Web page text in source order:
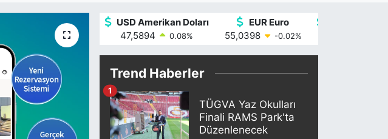
USD Amerikan Doları
47,5894
0.08%
EUR Euro
55,0398
-0.02%
Trend Haberler
TÜGVA Yaz Okulları
Finali RAMS Park'ta
Düzenlenecek
1